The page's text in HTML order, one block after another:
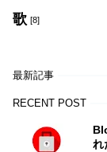
歌 [8]
最新記事
RECENT POST
れ